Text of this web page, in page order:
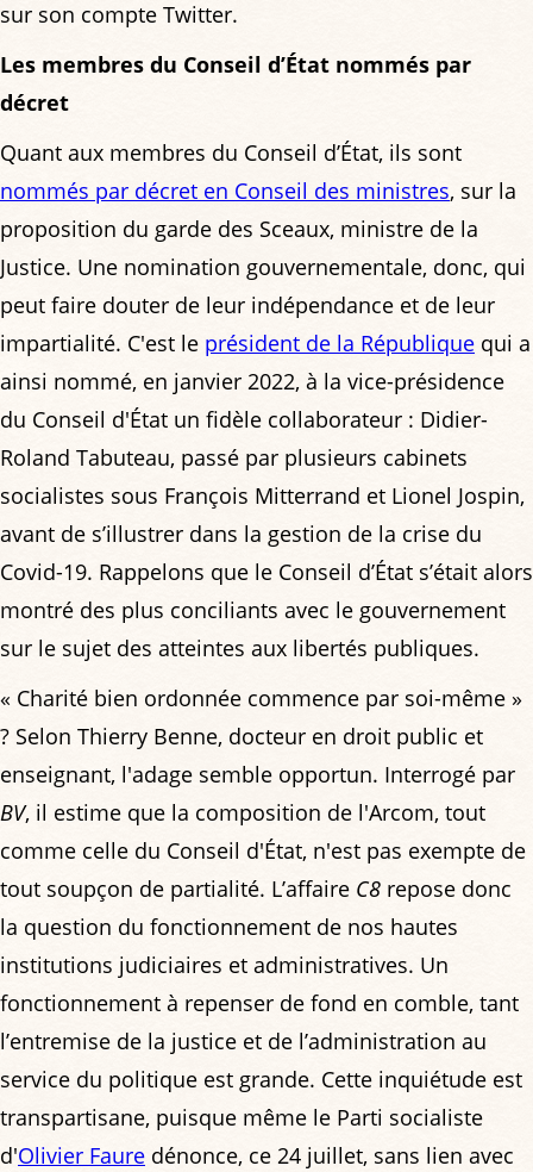
sur son compte Twitter.
Les membres du Conseil d’État nommés par
décret
Quant aux membres du Conseil d’État, ils sont
nommés par décret en Conseil des ministres, sur la
proposition du garde des Sceaux, ministre de la
Justice. Une nomination gouvernementale, donc, qui
peut faire douter de leur indépendance et de leur
impartialité. C'est le président de la République qui a
ainsi nommé, en janvier 2022, à la vice-présidence
du Conseil d'État un fidèle collaborateur : Didier-
Roland Tabuteau, passé par plusieurs cabinets
socialistes sous François Mitterrand et Lionel Jospin,
avant de s’illustrer dans la gestion de la crise du
Covid-19. Rappelons que le Conseil d’État s’était alors
montré des plus conciliants avec le gouvernement
sur le sujet des atteintes aux libertés publiques.
« Charité bien ordonnée commence par soi-même »
? Selon Thierry Benne, docteur en droit public et
enseignant, l'adage semble opportun. Interrogé par
BV, il estime que la composition de l'Arcom, tout
comme celle du Conseil d'État, n'est pas exempte de
tout soupçon de partialité. L’affaire C8 repose donc
la question du fonctionnement de nos hautes
institutions judiciaires et administratives. Un
fonctionnement à repenser de fond en comble, tant
l’entremise de la justice et de l’administration au
service du politique est grande. Cette inquiétude est
transpartisane, puisque même le Parti socialiste
d'Olivier Faure dénonce, ce 24 juillet, sans lien avec